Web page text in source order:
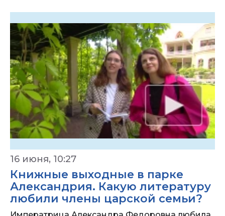
16 июня, 10:27
Книжные выходные в парке
Александрия. Какую литературу
любили члены царской семьи?